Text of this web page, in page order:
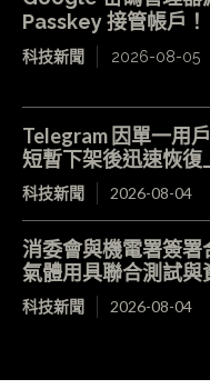
Passkey 接管帳戶！
科技新聞 2026-08-05
Telegram 因單一用
短暫下架後迅速恢復
科技新聞 2026-08-04
消委會與機電署簽
氣體用具聯合測試與
科技新聞 2026-08-04